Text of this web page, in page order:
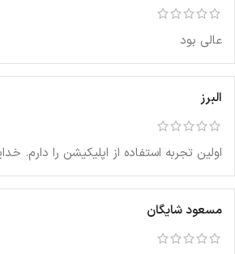
عالی بود
البرز
اولین تجربه استفاده از اپلیکیشن را دارم.
مسعود شایگان